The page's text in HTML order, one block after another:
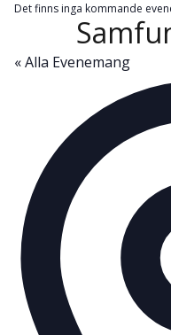
Det finns inga kommande
« Alla Evenemang